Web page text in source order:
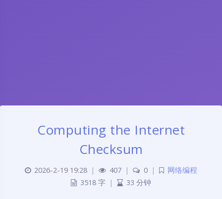
Computing the Internet
Checksum
2026-2-19 19:28 | 407 | 0 |
网络编程
3518 字 | 33 分钟